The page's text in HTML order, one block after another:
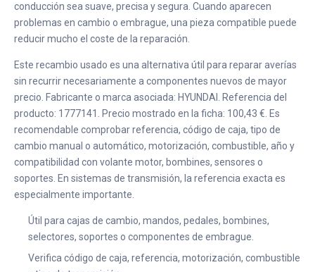
conducción sea suave, precisa y segura. Cuando aparecen
problemas en cambio o embrague, una pieza compatible puede
reducir mucho el coste de la reparación.
Este recambio usado es una alternativa útil para reparar averías
sin recurrir necesariamente a componentes nuevos de mayor
precio. Fabricante o marca asociada: HYUNDAI. Referencia del
producto: 1777141. Precio mostrado en la ficha: 100,43 €. Es
recomendable comprobar referencia, código de caja, tipo de
cambio manual o automático, motorización, combustible, año y
compatibilidad con volante motor, bombines, sensores o
soportes. En sistemas de transmisión, la referencia exacta es
especialmente importante.
Útil para cajas de cambio, mandos, pedales, bombines,
selectores, soportes o componentes de embrague.
Verifica código de caja, referencia, motorización, combustible